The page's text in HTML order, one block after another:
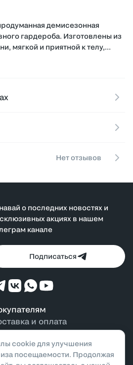
демисезонная
гардероба. Изготовлены из
мягкой и приятной к телу,
и комфорт при носке в
свободу движений, а лёгкая
фурнитура YKK
застёжки и плавный ход
Нет отзывов
и оплата
и обмен
программа
о последних новостях и
акциях в нашем
канале
Подписаться
cookie для улучшения
посещаемости. Продолжая